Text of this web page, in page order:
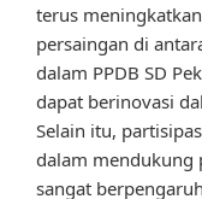
terus
persaingan di
dalam PPDB SD
dapat berinovasi
Selain itu,
dalam mendukung
sangat